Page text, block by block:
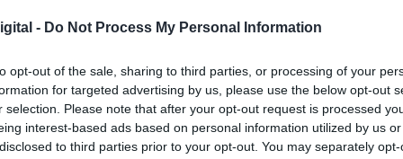
- Do Not Process My Personal Information
opt-out of the sale, sharing to third parties, or processing of your
for targeted advertising by us, please use the below opt-out
selection. Please note that after your opt-out request is processed
interest-based ads based on personal information utilized by us
to third parties prior to your opt-out. You may separately
al poder del fútbol para salvar
sus compañeras afganas